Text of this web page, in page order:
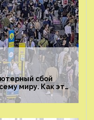
сбой
миру. Как это